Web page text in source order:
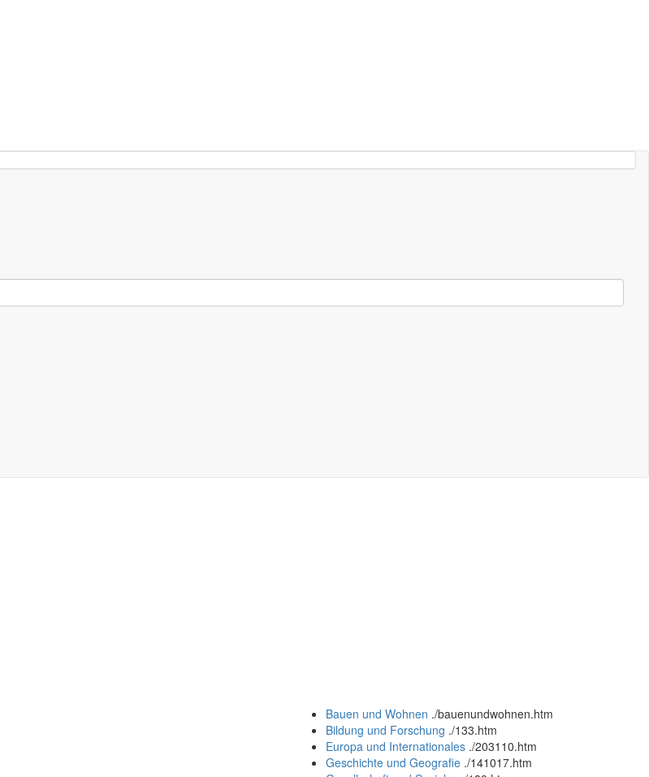
Bauen und Wohnen ./bauenundwohnen.htm
Bildung und Forschung ./133.htm
Europa und Internationales ./203110.htm
Geschichte und Geografie ./141017.htm